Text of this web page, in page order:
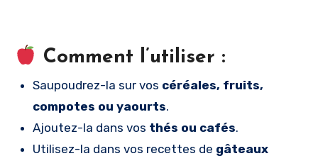
Comment l’utiliser :
Saupoudrez-la sur vos céréales, fruits,
compotes ou yaourts.
Ajoutez-la dans vos thés ou cafés.
Utilisez-la dans vos recettes de gâteaux